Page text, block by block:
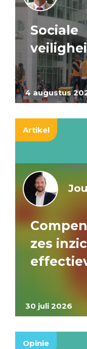
4 augustus
Sociale
Artikel
30 juli 2026
zes
Opinie